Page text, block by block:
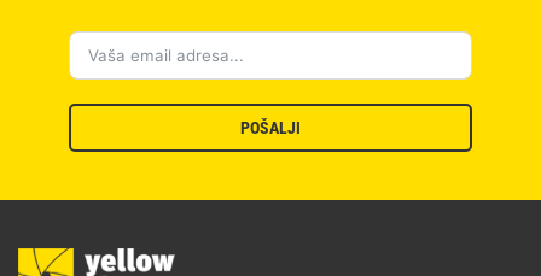
POŠALJI